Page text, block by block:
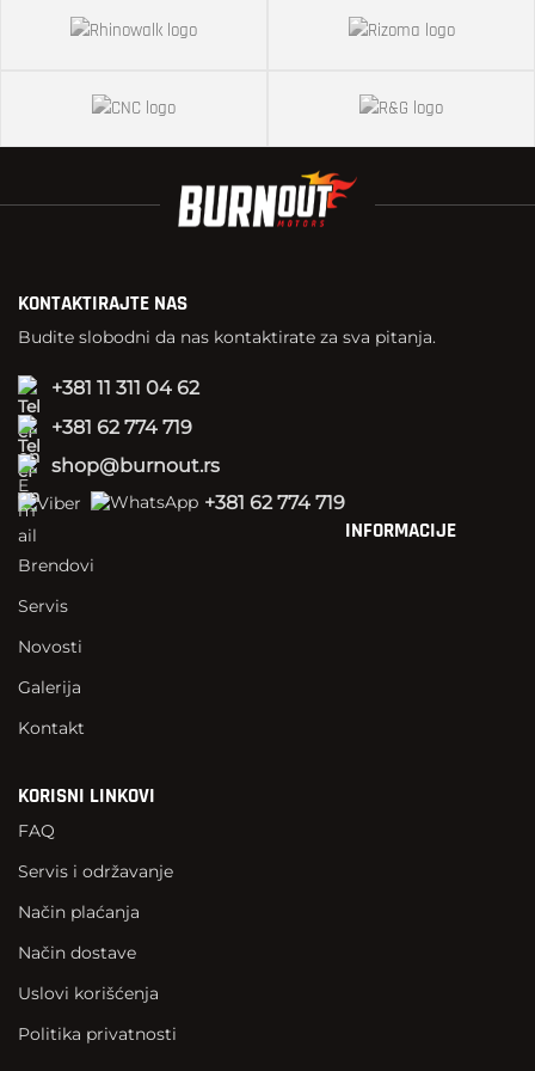
KONTAKTIRAJTE NAS
Budite slobodni da nas kontaktirate za sva pitanja.
+381 11 311 04 62
+381 62 774 719
shop@burnout.rs
+381 62 774 719
INFORMACIJE
Brendovi
Servis
Novosti
Galerija
Kontakt
KORISNI LINKOVI
FAQ
Servis i održavanje
Način plaćanja
Način dostave
Uslovi korišćenja
Politika privatnosti